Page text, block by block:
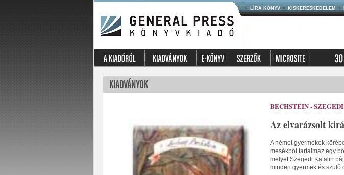
LÍRA KÖNYV KISKERESKEDELEM
BECHSTEIN -
Az elvarázsolt
A német gyermekek
mesékből tartalmaz egy
melyet Szegedi Katalin
minden gyermek és szülő